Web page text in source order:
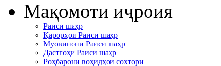
Мақомоти иҷроия
Раиси шаҳр
Қарорҳои Раиси шаҳр
Муовинони Раиси шаҳр
Дастгоҳи Раиси шаҳр
Роҳбарони воҳидҳои сохторӣ